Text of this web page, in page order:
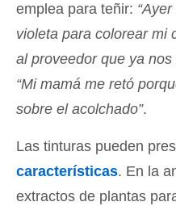
emplea para teñir:
violeta para colorear mi
al proveedor que ya
“Mi mamá me retó
sobre el acolchado”.
Las tinturas pueden
características. En la
extractos de plantas